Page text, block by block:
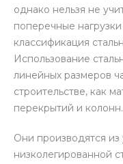
однако нельзя не
поперечные
классификация
Использование
линейных размеров
строительстве, как
перекрытий и колонн.
Они производятся из
низколегированной